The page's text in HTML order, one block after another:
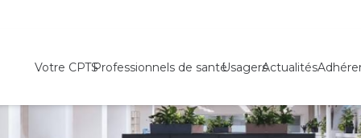
Votre CPTSProfessionnels de santéUsagersActualités